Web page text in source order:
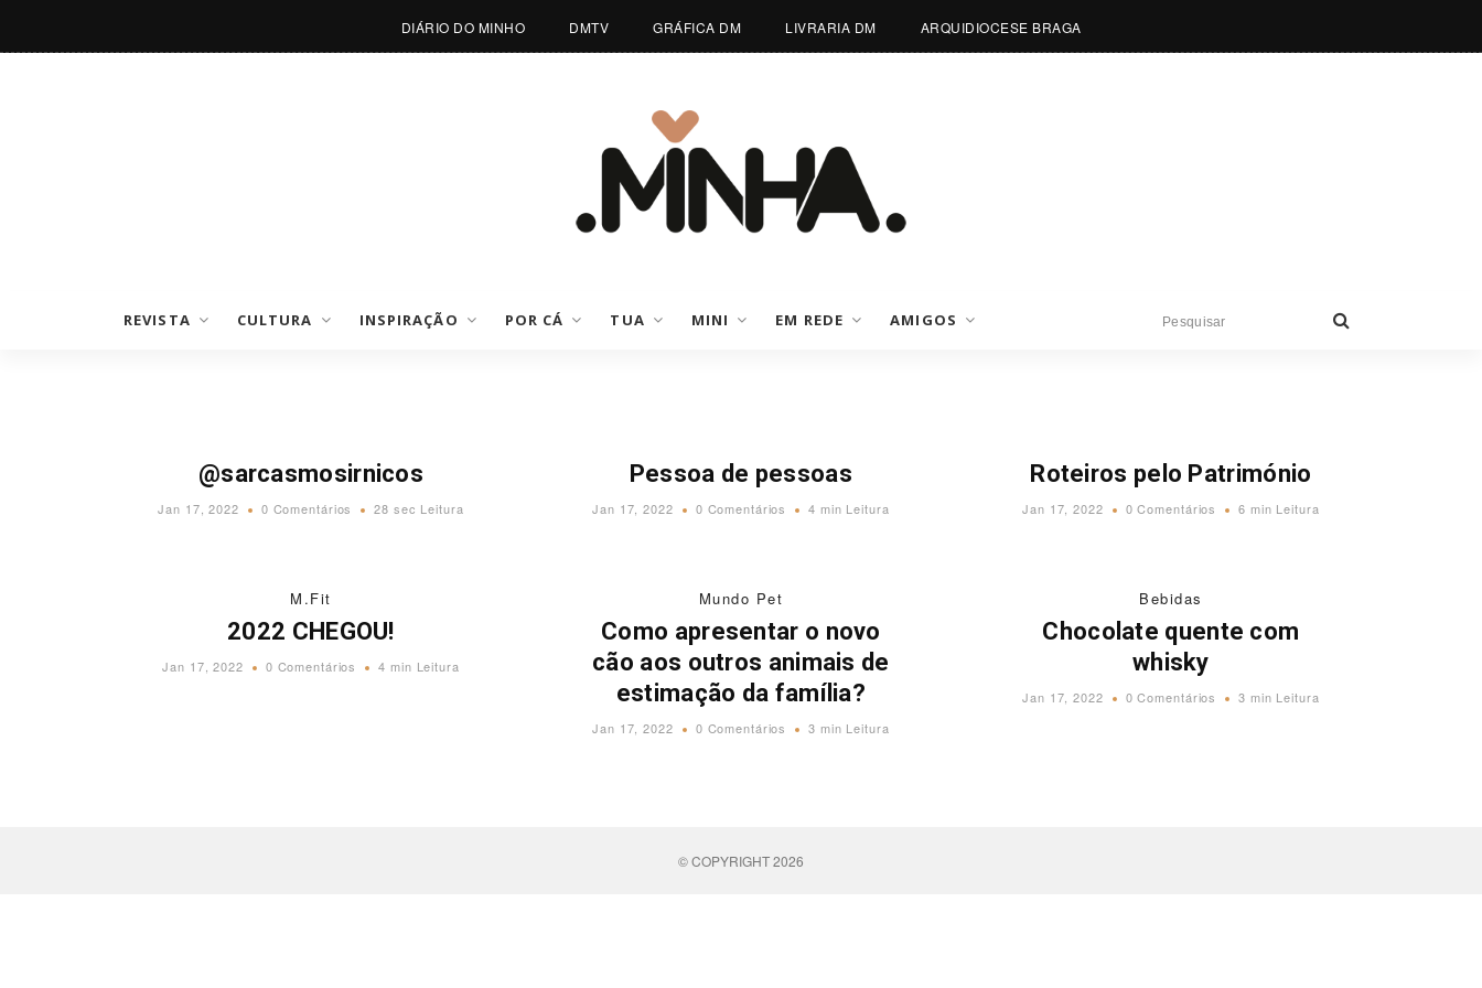
DIÁRIO DO MINHO DMTV GRÁFICA DM LIVRARIA DM ARQUIDIOCESE BRAGA
REVISTA CULTURA INSPIRAÇÃO POR CÁ TUA MINI EM REDE AMIGOS
@sarcasmosirnicos
Jan 17, 2022 0 Comentários 28 sec Leitura
Pessoa de pessoas
Jan 17, 2022 0 Comentários 4 min Leitura
Roteiros pelo Património
Jan 17, 2022 0 Comentários 6 min Leitura
M.Fit
2022 CHEGOU!
Jan 17, 2022 0 Comentários 4 min Leitura
Mundo Pet
Como apresentar o novo
cão aos outros animais de
estimação da família?
Jan 17, 2022 0 Comentários 3 min Leitura
Bebidas
Chocolate quente com
whisky
Jan 17, 2022 0 Comentários 3 min Leitura
© COPYRIGHT 2026